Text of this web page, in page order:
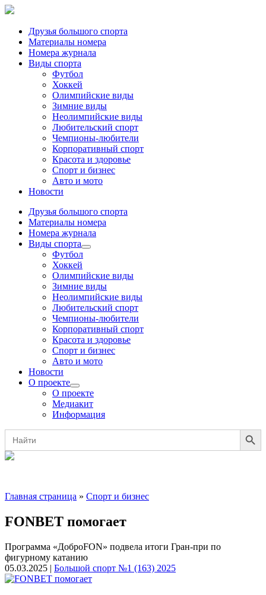
Друзья большого спорта
Материалы номера
Номера журнала
Виды спорта
Футбол
Хоккей
Олимпийские виды
Зимние виды
Неолимпийские виды
Любительский спорт
Чемпионы-любители
Корпоративный спорт
Красота и здоровье
Спорт и бизнес
Авто и мото
Новости
Друзья большого спорта
Материалы номера
Номера журнала
Виды спорта
Футбол
Хоккей
Олимпийские виды
Зимние виды
Неолимпийские виды
Любительский спорт
Чемпионы-любители
Корпоративный спорт
Красота и здоровье
Спорт и бизнес
Авто и мото
Новости
О проекте
О проекте
Медиакит
Информация
Search
for:
Search Button
Главная страница » Спорт и бизнес
FONBET помогает
Программа «ДоброFON» подвела итоги Гран-при по
фигурному катанию
05.03.2025 | Большой спорт №1 (163) 2025